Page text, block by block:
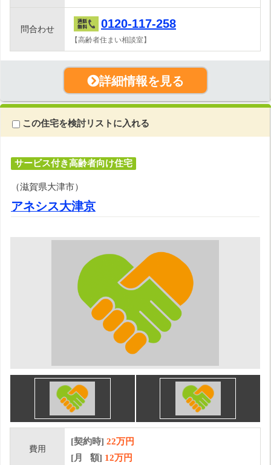
問合わせ 0120-117-258
【高齢者住まい相談室】
詳細情報を見る
この住宅を検討リストに入れる
サービス付き高齢者向け住宅
（滋賀県大津市）
アネシス大津京
費用
[契約時] 22万円
[月 額] 12万円